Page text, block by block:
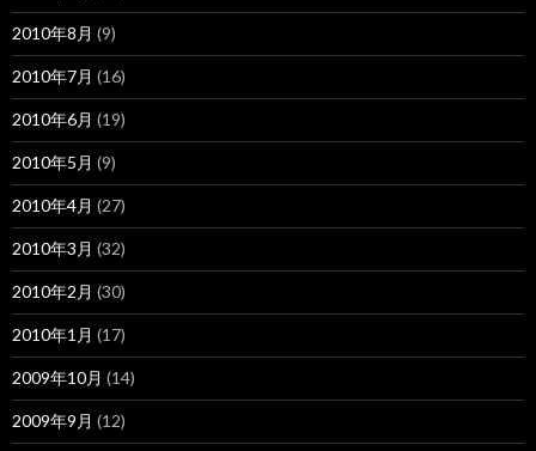
2010年8月 (9)
2010年7月 (16)
2010年6月 (19)
2010年5月 (9)
2010年4月 (27)
2010年3月 (32)
2010年2月 (30)
2010年1月 (17)
2009年10月 (14)
2009年9月 (12)